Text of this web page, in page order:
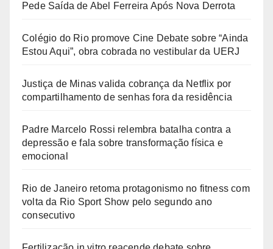
Pede Saída de Abel Ferreira Após Nova Derrota
Colégio do Rio promove Cine Debate sobre “Ainda
Estou Aqui”, obra cobrada no vestibular da UERJ
Justiça de Minas valida cobrança da Netflix por
compartilhamento de senhas fora da residência
Padre Marcelo Rossi relembra batalha contra a
depressão e fala sobre transformação física e
emocional
Rio de Janeiro retoma protagonismo no fitness com
volta da Rio Sport Show pelo segundo ano
consecutivo